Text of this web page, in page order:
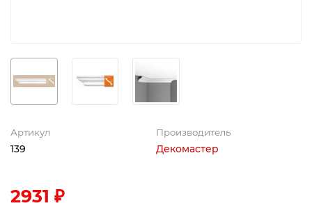
Артикул
139
Производитель
Декомастер
2931 ₽